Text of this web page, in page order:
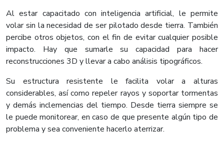
Al estar capacitado con inteligencia artificial, le permite
volar sin la necesidad de ser pilotado desde tierra. También
percibe otros objetos, con el fin de evitar cualquier posible
impacto. Hay que sumarle su capacidad para hacer
reconstrucciones 3D y llevar a cabo análisis tipográficos.
Su estructura resistente le facilita volar a alturas
considerables, así como repeler rayos y soportar tormentas
y demás inclemencias del tiempo. Desde tierra siempre se
le puede monitorear, en caso de que presente algún tipo de
problema y sea conveniente hacerlo aterrizar.